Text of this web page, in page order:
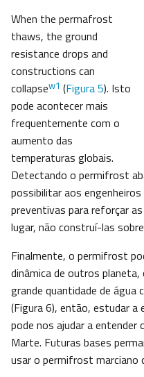
When the permafrost
thaws, the ground
resistance drops and
constructions can
collapsew1 (Figura 5). Isto
pode acontecer mais
frequentemente com o
aumento das
temperaturas globais.
Detectando o permifrost
possibilitar aos
preventivas para reforçar
lugar, não construí-las
Finalmente, o permifrost
dinâmica de outros
grande quantidade de
(Figura 6), então, estudar
pode nos ajudar a entender
Marte. Futuras bases
usar o permifrost marciano